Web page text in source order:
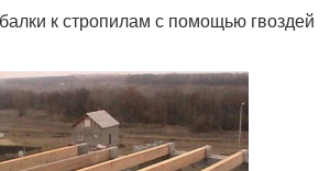
к стропилам с помощью гвоздей